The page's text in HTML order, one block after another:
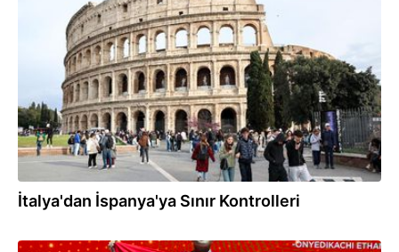
01.08.2026
İtalya'dan İspanya'ya Sınır Kontrolleri